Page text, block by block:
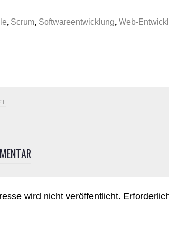
, Scrum, Softwareentwicklung, Web-
wird nicht veröffentlicht.